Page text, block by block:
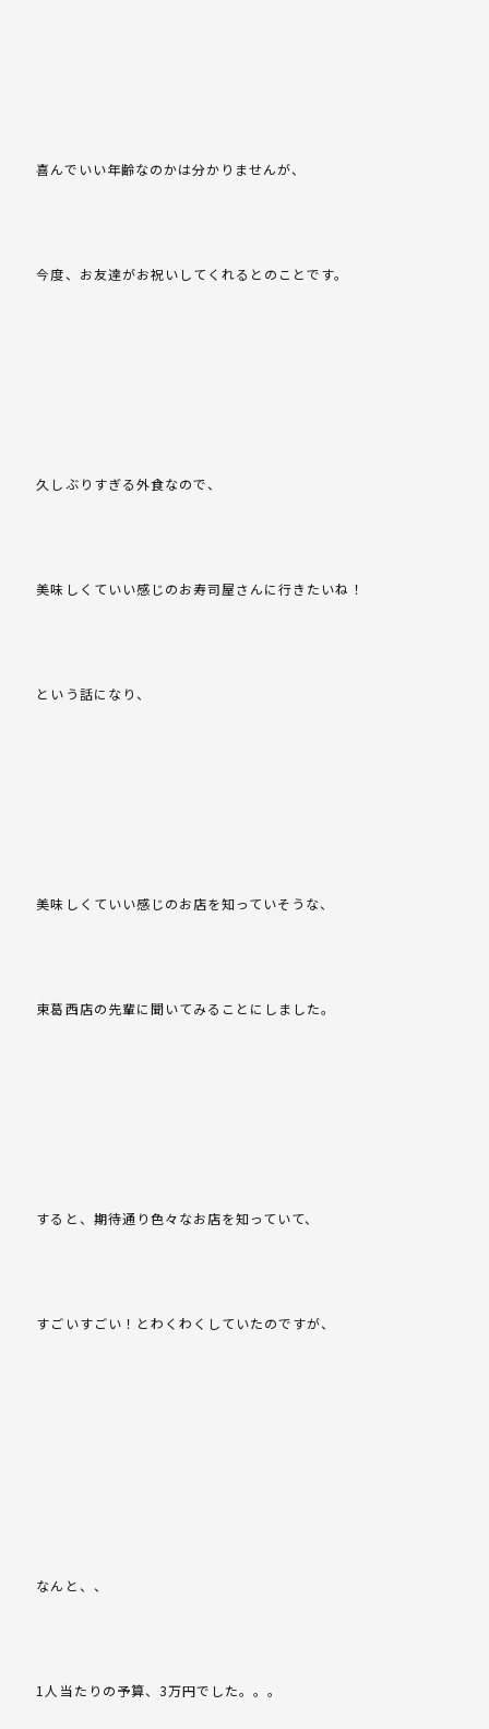
喜んでいい年齢なのかは分かりませんが、
今度、お友達がお祝いしてくれるとのことです。
久しぶりすぎる外食なので、
美味しくていい感じのお寿司屋さんに行きたいね！
という話になり、
美味しくていい感じのお店を知っていそうな、
東葛西店の先輩に聞いてみることにしました。
すると、期待通り色々なお店を知っていて、
すごいすごい！とわくわくしていたのですが、
なんと、、
1人当たりの予算、3万円でした。。。